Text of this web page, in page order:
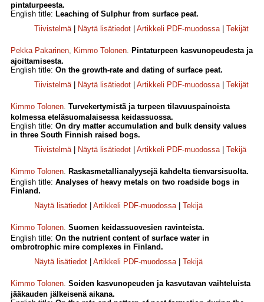
pintaturpeesta.
English title: Leaching of Sulphur from surface peat.
Tiivistelmä| Näytä lisätiedot Artikkeli PDF-muodossa| Tekijät
Pekka Pakarinen, Kimmo Tolonen. Pintaturpeen kasvunopeudesta ja
ajoittamisesta.
English title: On the growth-rate and dating of surface peat.
Tiivistelmä| Näytä lisätiedot Artikkeli PDF-muodossa| Tekijät
Kimmo Tolonen. Turvekertymistä ja turpeen tilavuuspainoista
kolmessa eteläsuomalaisessa keidassuossa.
English title: On dry matter accumulation and bulk density values
in three South Finnish raised bogs.
Tiivistelmä| Näytä lisätiedot Artikkeli PDF-muodossa| Tekijä
Kimmo Tolonen. Raskasmetallianalyysejä kahdelta tienvarsisuolta.
English title: Analyses of heavy metals on two roadside bogs in
Finland.
Näytä lisätiedot
Artikkeli PDF-muodossa| Tekijä
Kimmo Tolonen. Suomen keidassuovesien ravinteista.
English title: On the nutrient content of surface water in
ombrotrophic mire complexes in Finland.
Näytä lisätiedot
Artikkeli PDF-muodossa| Tekijä
Kimmo Tolonen. Soiden kasvunopeuden ja kasvutavan vaihteluista
jääkauden jälkeisenä aikana.